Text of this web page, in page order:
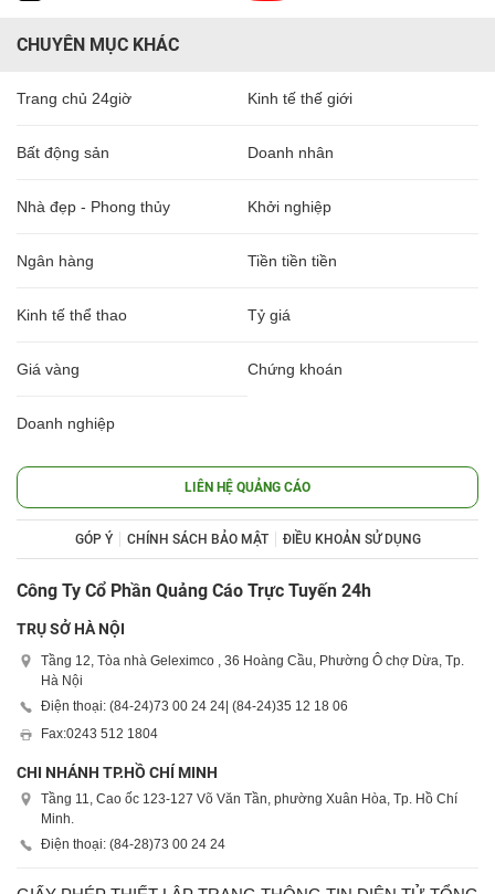
CHUYÊN MỤC KHÁC
Trang chủ 24giờ Kinh tế thế giới
Bất động sản Doanh nhân
Nhà đẹp - Phong thủy Khởi nghiệp
Ngân hàng Tiền tiền tiền
Kinh tế thể thao Tỷ giá
Giá vàng Chứng khoán
Doanh nghiệp
LIÊN HỆ QUẢNG CÁO
GÓP Ý CHÍNH SÁCH BẢO MẬT ĐIỀU KHOẢN SỬ DỤNG
Công Ty Cổ Phần Quảng Cáo Trực Tuyến 24h
TRỤ SỞ HÀ NỘI
Tầng 12, Tòa nhà Geleximco , 36 Hoàng Cầu, Phường Ô chợ Dừa, Tp.
Hà Nội
Điện thoại: (84-24)73 00 24 24 | (84-24)35 12 18 06
Fax:0243 512 1804
CHI NHÁNH TP.HỒ CHÍ MINH
Tầng 11, Cao ốc 123-127 Võ Văn Tần, phường Xuân Hòa, Tp. Hồ Chí
Minh.
Điện thoại: (84-28)73 00 24 24